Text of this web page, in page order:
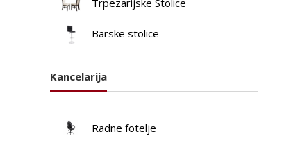
Trpezarijske Stolice
Barske stolice
Kancelarija
Radne fotelje